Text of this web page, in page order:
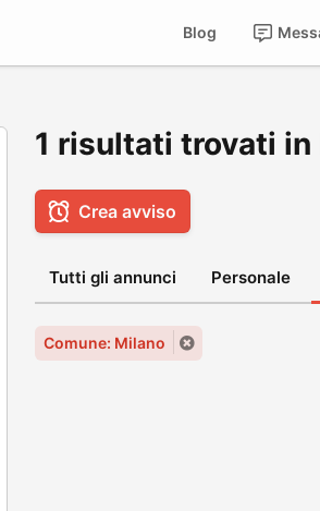
Blog
1 risultati trovati in
Crea avviso
Tutti gli annunci Personale
Comune: Milano